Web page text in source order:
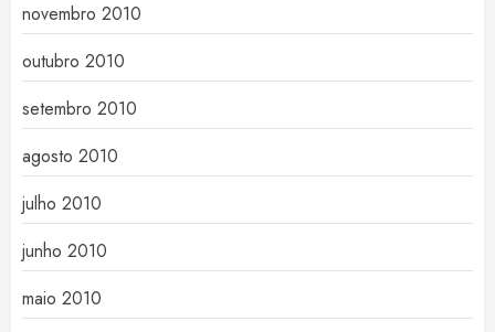
novembro 2010
outubro 2010
setembro 2010
agosto 2010
julho 2010
junho 2010
maio 2010